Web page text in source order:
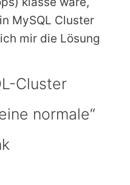
MySQL Cluster
mir die Lösung
Cluster
normale“